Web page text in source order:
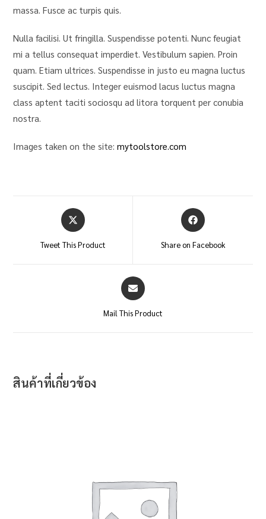
massa. Fusce ac turpis quis.
Nulla facilisi. Ut fringilla. Suspendisse potenti. Nunc feugiat
mi a tellus consequat imperdiet. Vestibulum sapien. Proin
quam. Etiam ultrices. Suspendisse in justo eu magna luctus
suscipit. Sed lectus. Integer euismod lacus luctus magna
class aptent taciti sociosqu ad litora torquent per conubia
nostra.
Images taken on the site:mytoolstore.com
Tweet This Product Share on Facebook
Mail This Product
สินค้าที่เกี่ยวข้อง